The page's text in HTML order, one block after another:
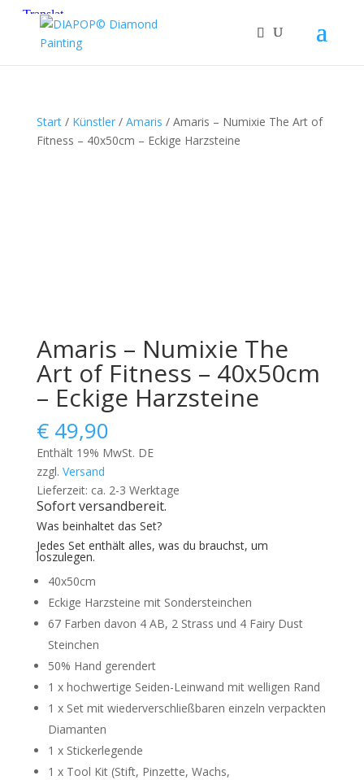
Start/ Künstler/ Amaris / Amaris – Numixie The Art of
Fitness – 40x50cm – Eckige Harzsteine
Amaris – Numixie The
Art of Fitness – 40x50cm
– Eckige Harzsteine
€49,90
Enthält 19% MwSt. DE
zzgl. Versand
Lieferzeit: ca. 2-3 Werktage
Sofort versandbereit.
Was beinhaltet das Set?
Jedes Set enthält alles, was du brauchst, um
loszulegen.
40x50cm
Eckige Harzsteine mit Sondersteinchen
67 Farben davon 4 AB, 2 Strass und 4 Fairy Dust
Steinchen
50% Hand gerendert
1 x hochwertige Seiden-Leinwand mit welligen Rand
1 x Set mit wiederverschließbaren einzeln verpackten
Diamanten
1 x Stickerlegende
1 x Tool Kit (Stift, Pinzette, Wachs,